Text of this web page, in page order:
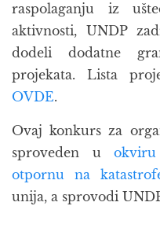
raspolaganju iz
aktivnosti, UNDP
dodeli dodatne
projekata. Lista
OVDE.
Ovaj konkurs za
sproveden u
otpornu na
unija, a sprovodi